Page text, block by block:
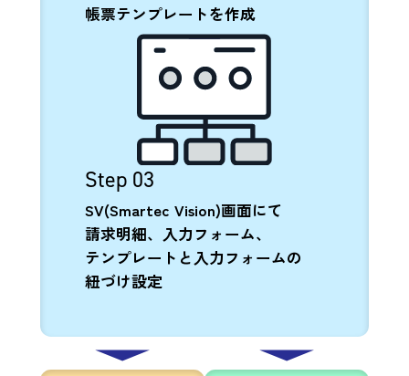
帳票テンプレートを作成
Step 03
SV(Smartec Vision)画面にて
請求明細、入力フォーム、
テンプレートと入力フォームの
紐づけ設定